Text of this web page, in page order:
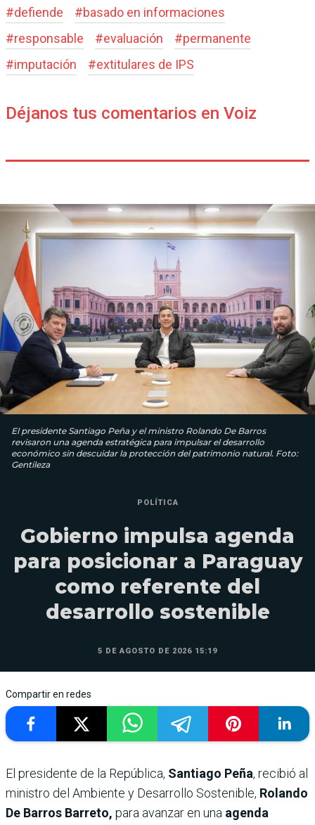
#defiende #basado en informaciones
#responsable #evaluación #permanente
#imputación #extitulares de IPS
Déjanos tus comentarios en Voiz
El presidente Santiago Peña y el ministro Rolando De Barros
revisaron una agenda estratégica para impulsar el desarrollo
económico sin descuidar la protección del patrimonio natural. Foto:
Gentileza
POLÍTICA
Gobierno impulsa agenda
para posicionar a Paraguay
como referente del
desarrollo sostenible
5 DE AGOSTO DE 2026 15:19
Compartir en redes
El presidente de la República, Santiago Peña, recibió al
ministro del Ambiente y Desarrollo Sostenible, Rolando
De Barros Barreto, para avanzar en una agenda